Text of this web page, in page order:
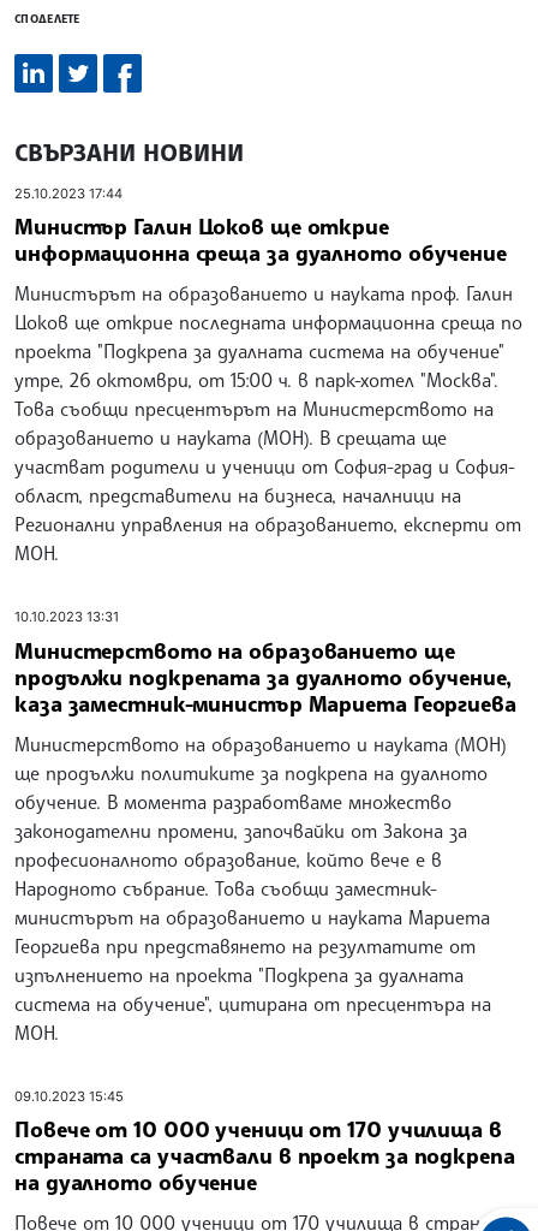
СПОДЕЛЕТЕ
СВЪРЗАНИ НОВИНИ
25.10.2023 17:44
Министър Галин Цоков ще открие
информационна среща за дуалното обучение
Министърът на образованието и науката проф. Галин
Цоков ще открие последната информационна среща по
проекта "Подкрепа за дуалната система на обучение"
утре, 26 октомври, от 15:00 ч. в парк-хотел "Москва".
Това съобщи пресцентърът на Министерството на
образованието и науката (МОН). В срещата ще
участват родители и ученици от София-град и София-
област, представители на бизнеса, началници на
Регионални управления на образованието, експерти от
МОН.
10.10.2023 13:31
Министерството на образованието ще
продължи подкрепата за дуалното обучение,
каза заместник-министър Мариета Георгиева
Министерството на образованието и науката (МОН)
ще продължи политиките за подкрепа на дуалното
обучение. В момента разработваме множество
законодателни промени, започвайки от Закона за
професионалното образование, който вече е в
Народното събрание. Това съобщи заместник-
министърът на образованието и науката Мариета
Георгиева при представянето на резултатите от
изпълнението на проекта "Подкрепа за дуалната
система на обучение", цитирана от пресцентъра на
МОН.
09.10.2023 15:45
Повече от 10 000 ученици от 170 училища в
страната са участвали в проект за подкрепа
на дуалното обучение
Повече от 10 000 ученици от 170 училища в страната